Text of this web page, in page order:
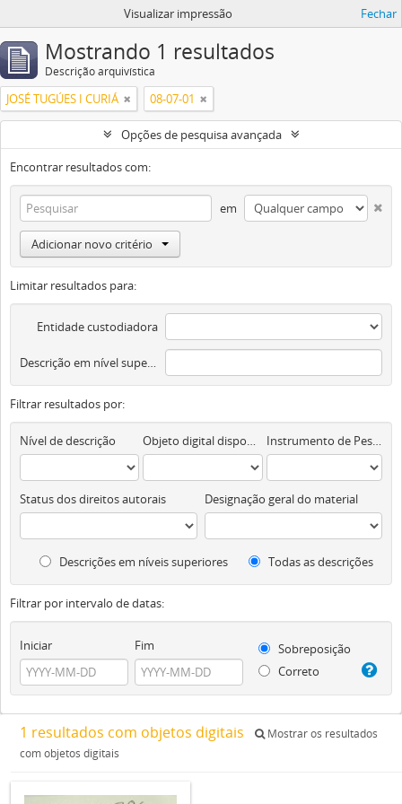
Visualizar impressão Fechar
Mostrando 1 resultados
Descrição arquivística
JOSÉ TUGÚES I CURIÁ 08-07-01
Opções de pesquisa avançada
Encontrar resultados com:
em
Adicionar novo critério
Limitar resultados para:
Entidade custodiadora
Descrição em nível superior
Filtrar resultados por:
Nível de descrição Objeto digital disponível Instrumento de Pesquisa
Status dos direitos autorais Designação geral do material
Descrições em níveis superiores Todas as descrições
Filtrar por intervalo de datas:
Iniciar Fim
Sobreposição
Correto
1 resultados com objetos digitais
Mostrar os resultados
com objetos digitais